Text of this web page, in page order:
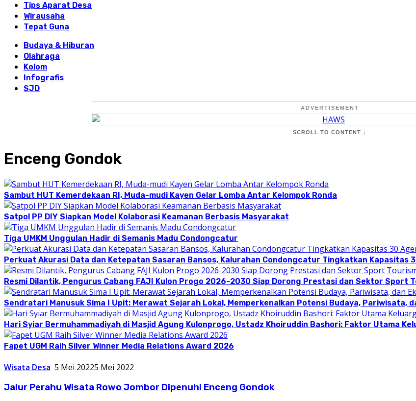
Tips Aparat Desa
Wirausaha
Tepat Guna
Budaya & Hiburan
Olahraga
Kolom
Infografis
SJD
ADVERTISEMENT
SCROLL TO CONTENT ↓
Enceng Gondok
Sambut HUT Kemerdekaan RI, Muda-mudi Kayen Gelar Lomba Antar Kelompok Ronda
Satpol PP DIY Siapkan Model Kolaborasi Keamanan Berbasis Masyarakat
Tiga UMKM Unggulan Hadir di Semanis Madu Condongcatur
Perkuat Akurasi Data dan Ketepatan Sasaran Bansos, Kalurahan Condongcatur Tingkatkan Kapasitas
Resmi Dilantik, Pengurus Cabang FAJI Kulon Progo 2026-2030 Siap Dorong Prestasi dan Sektor Sport
Sendratari Manusuk Sima I Upit: Merawat Sejarah Lokal, Memperkenalkan Potensi Budaya, Pariwisata,
Hari Syiar Bermuhammadiyah di Masjid Agung Kulonprogo, Ustadz Khoiruddin Bashori: Faktor Utama
Fapet UGM Raih Silver Winner Media Relations Award 2026
Wisata Desa 5 Mei 20225 Mei 2022
Jalur Perahu Wisata Rowo Jombor Dipenuhi Enceng Gondok